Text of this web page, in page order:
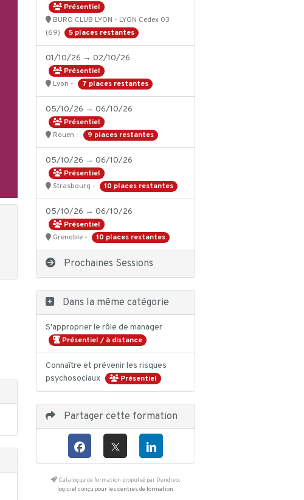
Présentiel
BURO CLUB LYON - LYON Cedex 03
(69)
5 places restantes
01/10/26 → 02/10/26
Présentiel
Lyon -
7 places restantes
05/10/26 → 06/10/26
Présentiel
Rouen -
9 places restantes
05/10/26 → 06/10/26
Présentiel
Strasbourg -
10 places restantes
05/10/26 → 06/10/26
Présentiel
Grenoble -
10 places restantes
Prochaines Sessions
Dans la même catégorie
S'approprier le rôle de manager
Présentiel / à distance
Connaître et prévenir les risques
psychosociaux
Présentiel
Partager cette formation
Catalogue de formation propulsé par Dendreo,
logiciel conçu pour les centres de formation